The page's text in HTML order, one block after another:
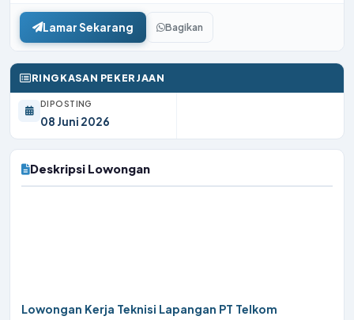
Lamar Sekarang Bagikan
RINGKASAN PEKERJAAN
DIPOSTING
08 Juni 2026
Deskripsi Lowongan
Lowongan Kerja Teknisi Lapangan PT Telkom